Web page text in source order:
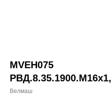
MVEH075
Велмаш